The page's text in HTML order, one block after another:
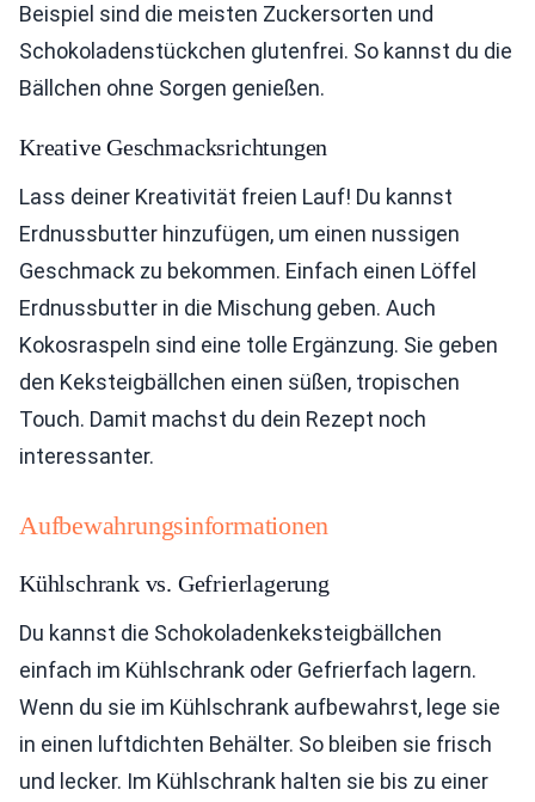
Beispiel sind die meisten Zuckersorten und
Schokoladenstückchen glutenfrei. So kannst du die
Bällchen ohne Sorgen genießen.
Kreative Geschmacksrichtungen
Lass deiner Kreativität freien Lauf! Du kannst
Erdnussbutter hinzufügen, um einen nussigen
Geschmack zu bekommen. Einfach einen Löffel
Erdnussbutter in die Mischung geben. Auch
Kokosraspeln sind eine tolle Ergänzung. Sie geben
den Keksteigbällchen einen süßen, tropischen
Touch. Damit machst du dein Rezept noch
interessanter.
Aufbewahrungsinformationen
Kühlschrank vs. Gefrierlagerung
Du kannst die Schokoladenkeksteigbällchen
einfach im Kühlschrank oder Gefrierfach lagern.
Wenn du sie im Kühlschrank aufbewahrst, lege sie
in einen luftdichten Behälter. So bleiben sie frisch
und lecker. Im Kühlschrank halten sie bis zu einer